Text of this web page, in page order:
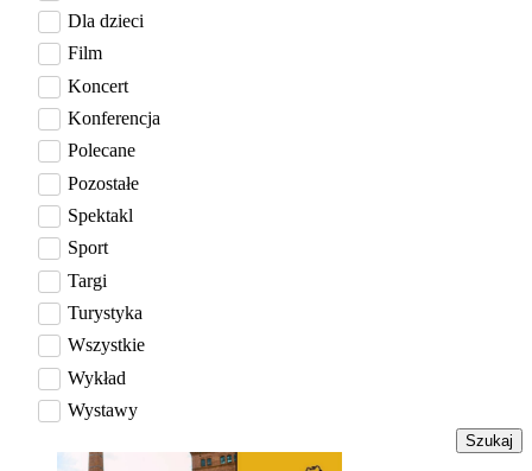
Dla dzieci
Film
Koncert
Konferencja
Polecane
Pozostałe
Spektakl
Sport
Targi
Turystyka
Wszystkie
Wykład
Wystawy
Szukaj